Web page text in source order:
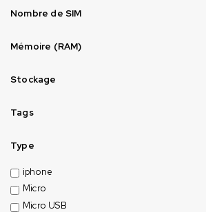
Nombre de SIM
Mémoire (RAM)
Stockage
Tags
Type
iphone
Micro
Micro USB